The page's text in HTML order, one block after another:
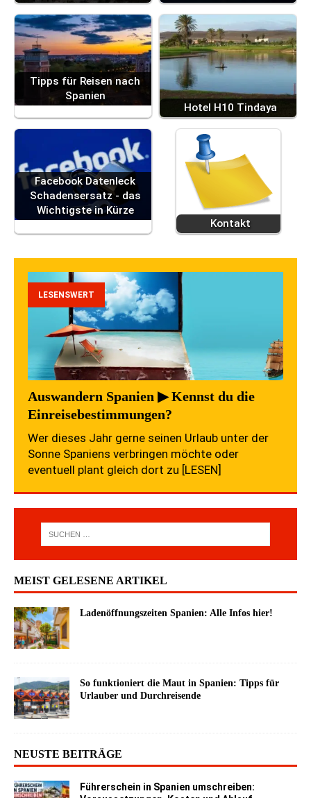
Tipps für Reisen nach
Spanien
Hotel H10 Tindaya
Facebook Datenleck
Schadensersatz - das
Wichtigste in Kürze
Kontakt
LESENSWERT
Auswandern Spanien ▶ Kennst du die
Einreisebestimmungen?
Wer dieses Jahr gerne seinen Urlaub unter der
Sonne Spaniens verbringen möchte oder
eventuell plant gleich dort zu [LESEN]
MEIST GELESENE ARTIKEL
Ladenöffnungszeiten Spanien: Alle Infos hier!
So funktioniert die Maut in Spanien: Tipps für
Urlauber und Durchreisende
NEUSTE BEITRÄGE
Führerschein in Spanien umschreiben: